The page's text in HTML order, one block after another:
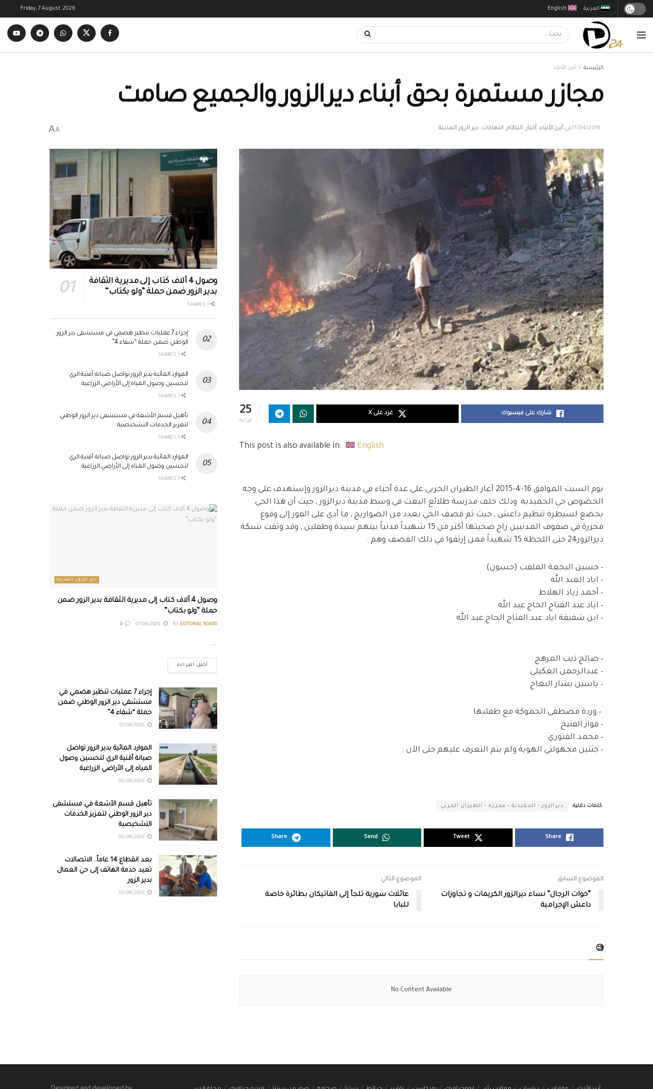
English العربية Friday, 7 August, 2026
الرئيسية أبرز الأنباء
مجازر مستمرة بحق أبناء ديرالزور والجميع صامت
17/04/2016 في أبرز الأنباء, أخبار, النظام, انتهاكات, دير الزور المدينة A
A
25
قراءة
شارك على فيسبوك غرد على X
This post is also available in: English
يوم السبت الموافق 16-4-2015 أغار الطيران الحربي على عدة أحياء في مدينة ديرالزور وإستهدف على وجه
الخصوص حي الحميدية وذلك خلف مدرسة طلائع البعث في وسط مدينة ديرالزور , حيث أن هذا الحي
يخضع لسيطرة تنظيم داعش , حيث تم قصف الحي بعدد من الصواريخ , ما أدى على الفور إلى وقوع
مجزرة في صفوف المدنيين راح ضحيتها أكثر من 15 شهيداً مدنياً بينهم سيدة وطفلين , وقد وثقت شبكة
ديرالزور24 حتى اللحظة 15 شهيداً ممن إرتقوا في ذلك القصف وهم :
– حسين البجعة الملقب (حسون)
– اياد العبد الله
– أحمد زياد الهلاط
– اياد عبد الفتاح الحاج عبد الله
– ابن شقيقة اياد عبد الفتاح الحاج عبد الله
– صالح ذيب المرهج
– عبدالرحمن العكيلي
– ياسين بشار البعاج
– وردة مصطفى الحموكة مع طفليها
– فواز الفتيح
– محمد الفتوري
– جثتين مجهولتي الهوية ولم يتم التعرف عليهم حتى الآن :
كلمات دلالية: ديرالزور - الحميدية - مجزرة - الطيران الحربي
Share
Tweet
Send
Share
الموضوع السابق
“خوات الرجال” نساء ديرالزور الكريمات و تجاوزات
داعش الإجرامية
الموضوع التالي
عائلات سورية تلجأ إلى الفاتيكان بطائرة خاصة
للبابا
🧐
No Content Available
وصول 4 آلاف كتاب إلى مديرية الثقافة
بدير الزور ضمن حملة “ولو بكتاب”
إجراء 7 عمليات تنظير هضمي في مستشفى دير الزور
الوطني ضمن حملة “شفاء 4”
الموارد المائية بدير الزور تواصل صيانة أقنية الري
لتحسين وصول المياه إلى الأراضي الزراعية
تأهيل قسم الأشعة في مستشفى دير الزور الوطني
لتعزيز الخدمات التشخيصية
الموارد المائية بدير الزور تواصل صيانة أقنية الري
لتحسين وصول المياه إلى الأراضي الزراعية
دير الزور المدينة
وصول 4 آلاف كتاب إلى مديرية الثقافة بدير الزور ضمن
حملة “ولو بكتاب”
BY EDITORIAL BOARD
0
...
أكمل القراءة
إجراء 7 عمليات تنظير هضمي في
مستشفى دير الزور الوطني ضمن
حملة “شفاء 4”
الموارد المائية بدير الزور تواصل
صيانة أقنية الري لتحسين وصول
المياه إلى الأراضي الزراعية
تأهيل قسم الأشعة في مستشفى
دير الزور الوطني لتعزيز الخدمات
التشخيصية
بعد انقطاع 14 عاماً.. الاتصالات
تعيد خدمة الهاتف إلى حي العمال
بدير الزور